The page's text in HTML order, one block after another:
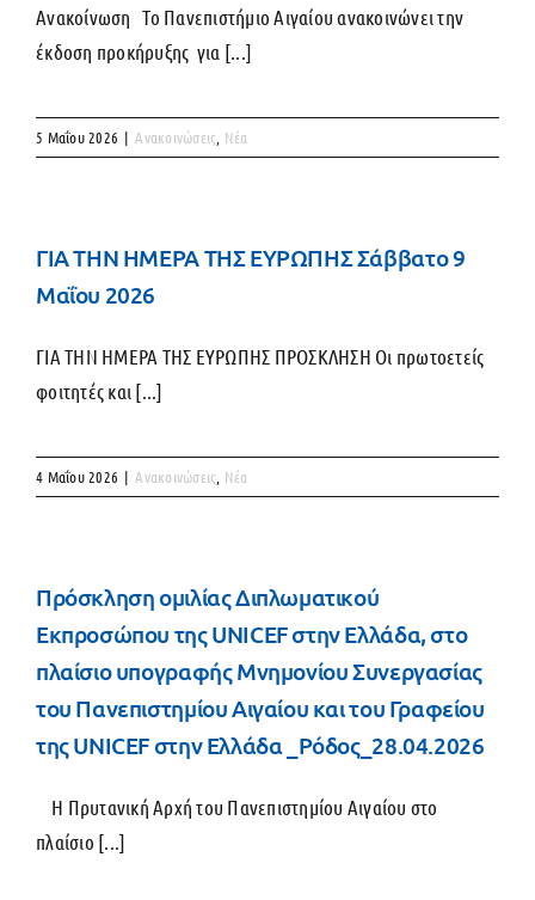
Ανακοίνωση Το Πανεπιστήμιο Αιγαίου ανακοινώνει την
έκδοση προκήρυξης για [...]
5 Μαΐου 2026 | Ανακοινώσεις Νέα
ΓΙΑ ΤΗΝ ΗΜΕΡΑ ΤΗΣ ΕΥΡΩΠΗΣ Σάββατο 9
Μαΐου 2026
ΓΙΑ ΤΗΝ ΗΜΕΡΑ ΤΗΣ ΕΥΡΩΠΗΣ ΠΡΟΣΚΛΗΣΗ Οι πρωτοετείς
φοιτητές και [...]
4 Μαΐου 2026 | Ανακοινώσεις Νέα
Πρόσκληση ομιλίας Διπλωματικού
Εκπροσώπου της UNICEF στην Ελλάδα, στο
πλαίσιο υπογραφής Μνημονίου Συνεργασίας
του Πανεπιστημίου Αιγαίου και του Γραφείου
της UNICEF στην Ελλάδα _Ρόδος_28.04.2026
Η Πρυτανική Αρχή του Πανεπιστημίου Αιγαίου στο
πλαίσιο [...]